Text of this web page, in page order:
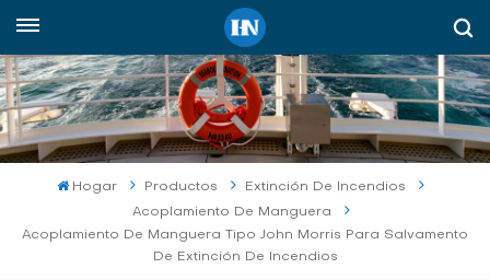
Español
English
русский
español
Indonesia
Hogar Productos
Extinción De Incendios
Acoplamiento De Manguera
Acoplamiento De Manguera Tipo John Morris Para Salvamento
De Extinción De Incendios